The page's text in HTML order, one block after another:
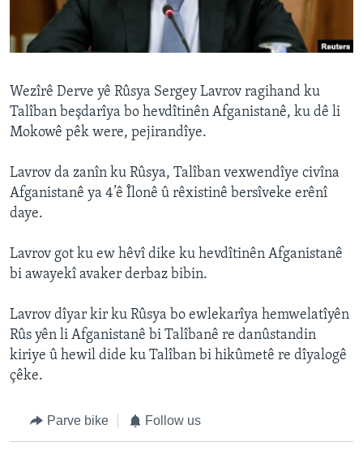
ÇAND Û HUNER
SERNIVÎS
Learning English
Wezîrê Derve yê Rûsya Sergey Lavrov ragihand ku
Talîban beşdarîya bo hevdîtinên Afganistanê, ku dê li
Mokowê pêk were, pejirandîye.
Lavrov da zanîn ku Rûsya, Talîban vexwendîye civîna
Afganistanê ya 4’ê Îlonê û rêxistinê bersîveke erênî
daye.
Lavrov got ku ew hêvî dike ku hevdîtinên Afganistanê
bi awayekî avaker derbaz bibin.
Lavrov dîyar kir ku Rûsya bo ewlekarîya hemwelatîyên
Rûs yên li Afganistanê bi Talîbanê re danûstandin
kiriye û hewil dide ku Talîban bi hikûmetê re dîyalogê
çêke.
Parve bike Follow us